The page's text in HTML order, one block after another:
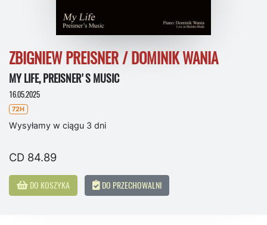
ZBIGNIEW PREISNER / DOMINIK WANIA
MY LIFE, PREISNER'S MUSIC
16.05.2025
72H
Wysyłamy w ciągu 3 dni
CD 84.89
DO KOSZYKA DO PRZECHOWALNI